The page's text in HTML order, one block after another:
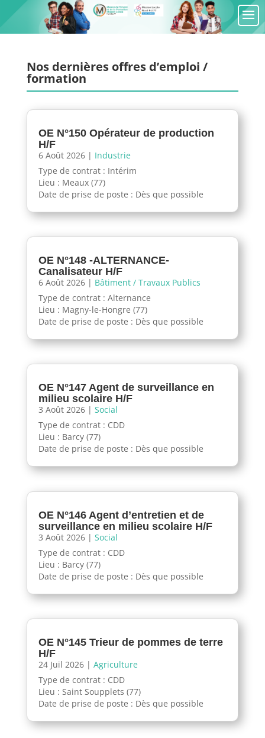
Nos dernières offres d’emploi /
formation
OE N°150 Opérateur de production
H/F
6 Août 2026| Industrie
Type de contrat : Intérim
Lieu : Meaux (77)
Date de prise de poste : Dès que possible
OE N°148 -ALTERNANCE-
Canalisateur H/F
6 Août 2026| Bâtiment / Travaux Publics
Type de contrat : Alternance
Lieu : Magny-le-Hongre (77)
Date de prise de poste : Dès que possible
OE N°147 Agent de surveillance en
milieu scolaire H/F
3 Août 2026| Social
Type de contrat : CDD
Lieu : Barcy (77)
Date de prise de poste : Dès que possible
OE N°146 Agent d’entretien et de
surveillance en milieu scolaire H/F
3 Août 2026| Social
Type de contrat : CDD
Lieu : Barcy (77)
Date de prise de poste : Dès que possible
OE N°145 Trieur de pommes de terre
H/F
24 Juil 2026| Agriculture
Type de contrat : CDD
Lieu : Saint Soupplets (77)
Date de prise de poste : Dès que possible